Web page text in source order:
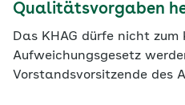
Qualitätsvorgaben
Das KHAG dürfe nicht
Aufweichungsgesetz
Vorstandsvorsitzende des